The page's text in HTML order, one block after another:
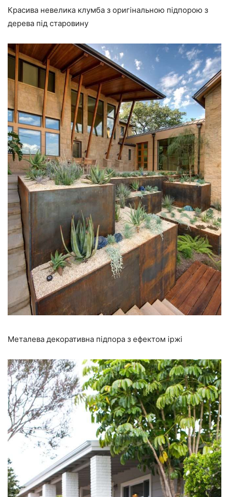
Красива невелика клумба з оригінальною підпорою з
дерева під старовину
Металева декоративна підпора з ефектом іржі